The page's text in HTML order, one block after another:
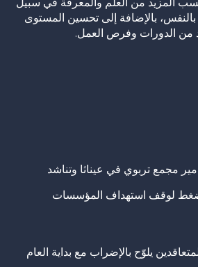
المزيد من العلم والمعرفة في سبيل
بالنفس، بالإضافة إلى تحسين المستوى
من الدورات وفرص العمل.
مجمع تربوي في عيناثا وتناشد
لوقف استهداف المؤسسات
يلوّح بالإضراب مع بداية العام